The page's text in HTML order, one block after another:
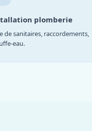
plomberie
de sanitaires, raccordements,
eau.